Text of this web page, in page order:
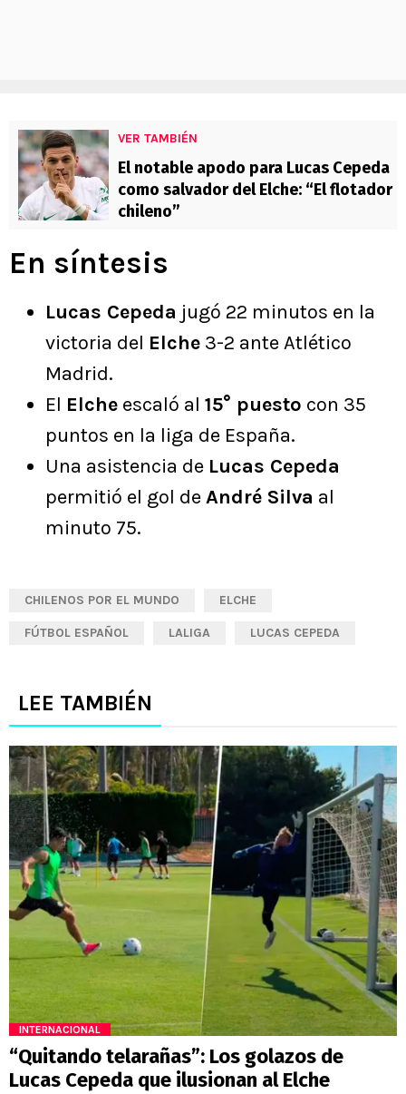
VER TAMBIÉN
El notable apodo para Lucas Cepeda
como salvador del Elche: “El flotador
chileno”
En síntesis
Lucas Cepeda jugó 22 minutos en la
victoria del Elche 3-2 ante Atlético
Madrid.
El Elche escaló al 15° puesto con 35
puntos en la liga de España.
Una asistencia de Lucas Cepeda
permitió el gol deAndré Silva al
minuto 75.
CHILENOS POR EL MUNDO ELCHE
FÚTBOL ESPAÑOL LALIGA LUCAS CEPEDA
LEE TAMBIÉN
INTERNACIONAL
“Quitando telarañas”: Los golazos de
Lucas Cepeda que ilusionan al Elche